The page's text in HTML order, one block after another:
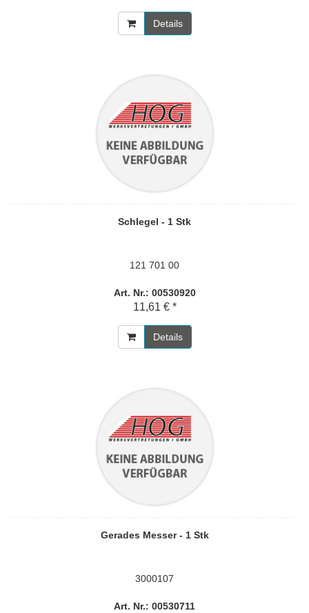
Details
Schlegel - 1 Stk
121 701 00
Art. Nr.: 00530920
11,61 € *
Details
Gerades Messer - 1 Stk
3000107
Art. Nr.: 00530711